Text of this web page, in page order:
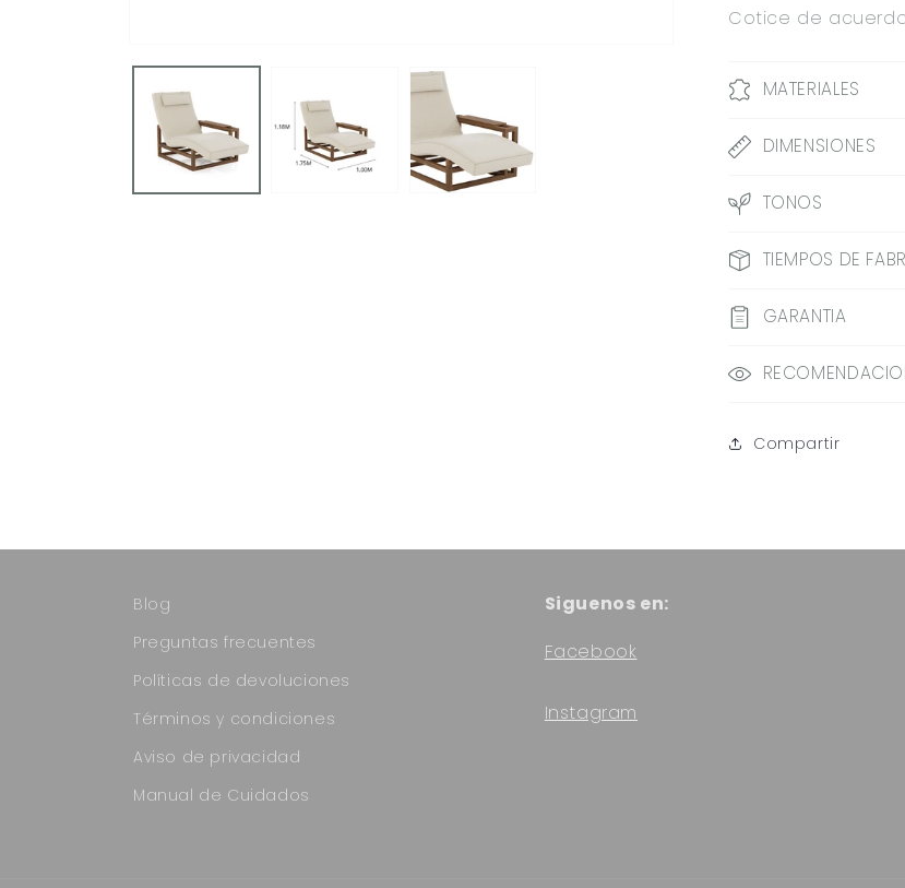
Cotice de
MATERIALES
DIMENSIONES
TONOS
TIEMPOS DE
GARANTIA
Compartir
Blog
Preguntas frecuentes
Políticas de devoluciones
Términos y condiciones
Aviso de privacidad
Manual de Cuidados
Siguenos en:
Facebook
Instagram